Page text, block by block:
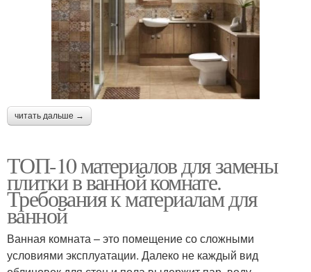
читать дальше →
ТОП-10 материалов для замены
плитки в ванной комнате.
Требования к материалам для
ванной
Ванная комната – это помещение со сложными
условиями эксплуатации. Далеко не каждый вид